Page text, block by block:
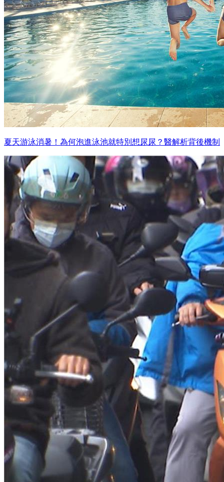
夏天游泳消暑！為何泡進泳池就特別想尿尿？醫解析背後機制